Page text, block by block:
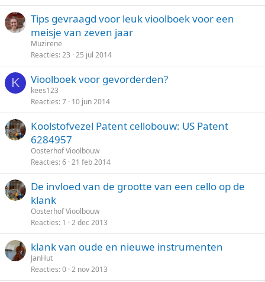
l
Tips gevraagd voor leuk vioolboek voor een
meisje van zeven jaar
Muzirene
Reacties 23 25 jul 2014
K Vioolboek voor gevorderden?
kees123
Reacties 7 10 jun 2014
Koolstofvezel Patent cellobouw: US Patent
6284957
Oosterhof Vioolbouw
Reacties 6 21 feb 2014
De invloed van de grootte van een cello op de
klank
Oosterhof Vioolbouw
Reacties 1 2 dec 2013
klank van oude en nieuwe instrumenten
JanHut
Reacties 0 2 nov 2013